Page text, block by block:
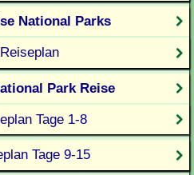
National Parks
Reiseplan
Park Reise
Tage 1-8
Tage 9-15